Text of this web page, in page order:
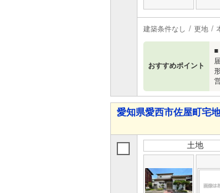
建築条件なし 更地
おすすめポイント
■
愛知県愛西市佐屋町宅
土地